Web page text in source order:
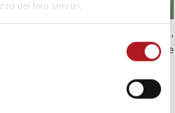
dei loro servizi.
tua iniziale , la lettera del partner ,
breve , o semplicemente scegliere